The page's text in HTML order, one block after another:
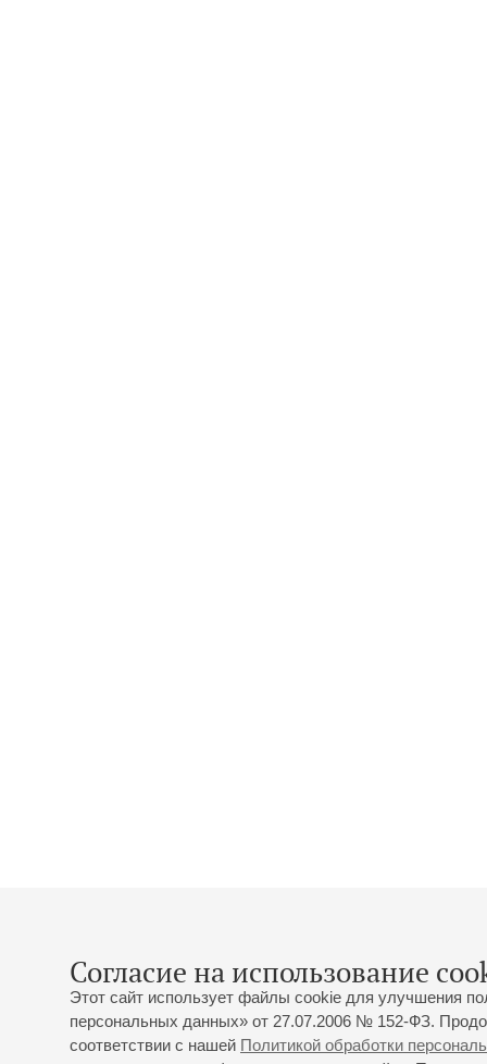
Согласие на использование
Этот сайт использует файлы cookie для улучшения
персональных данных» от 27.07.2006 № 152-ФЗ.
соответствии с нашей Политикой обработки